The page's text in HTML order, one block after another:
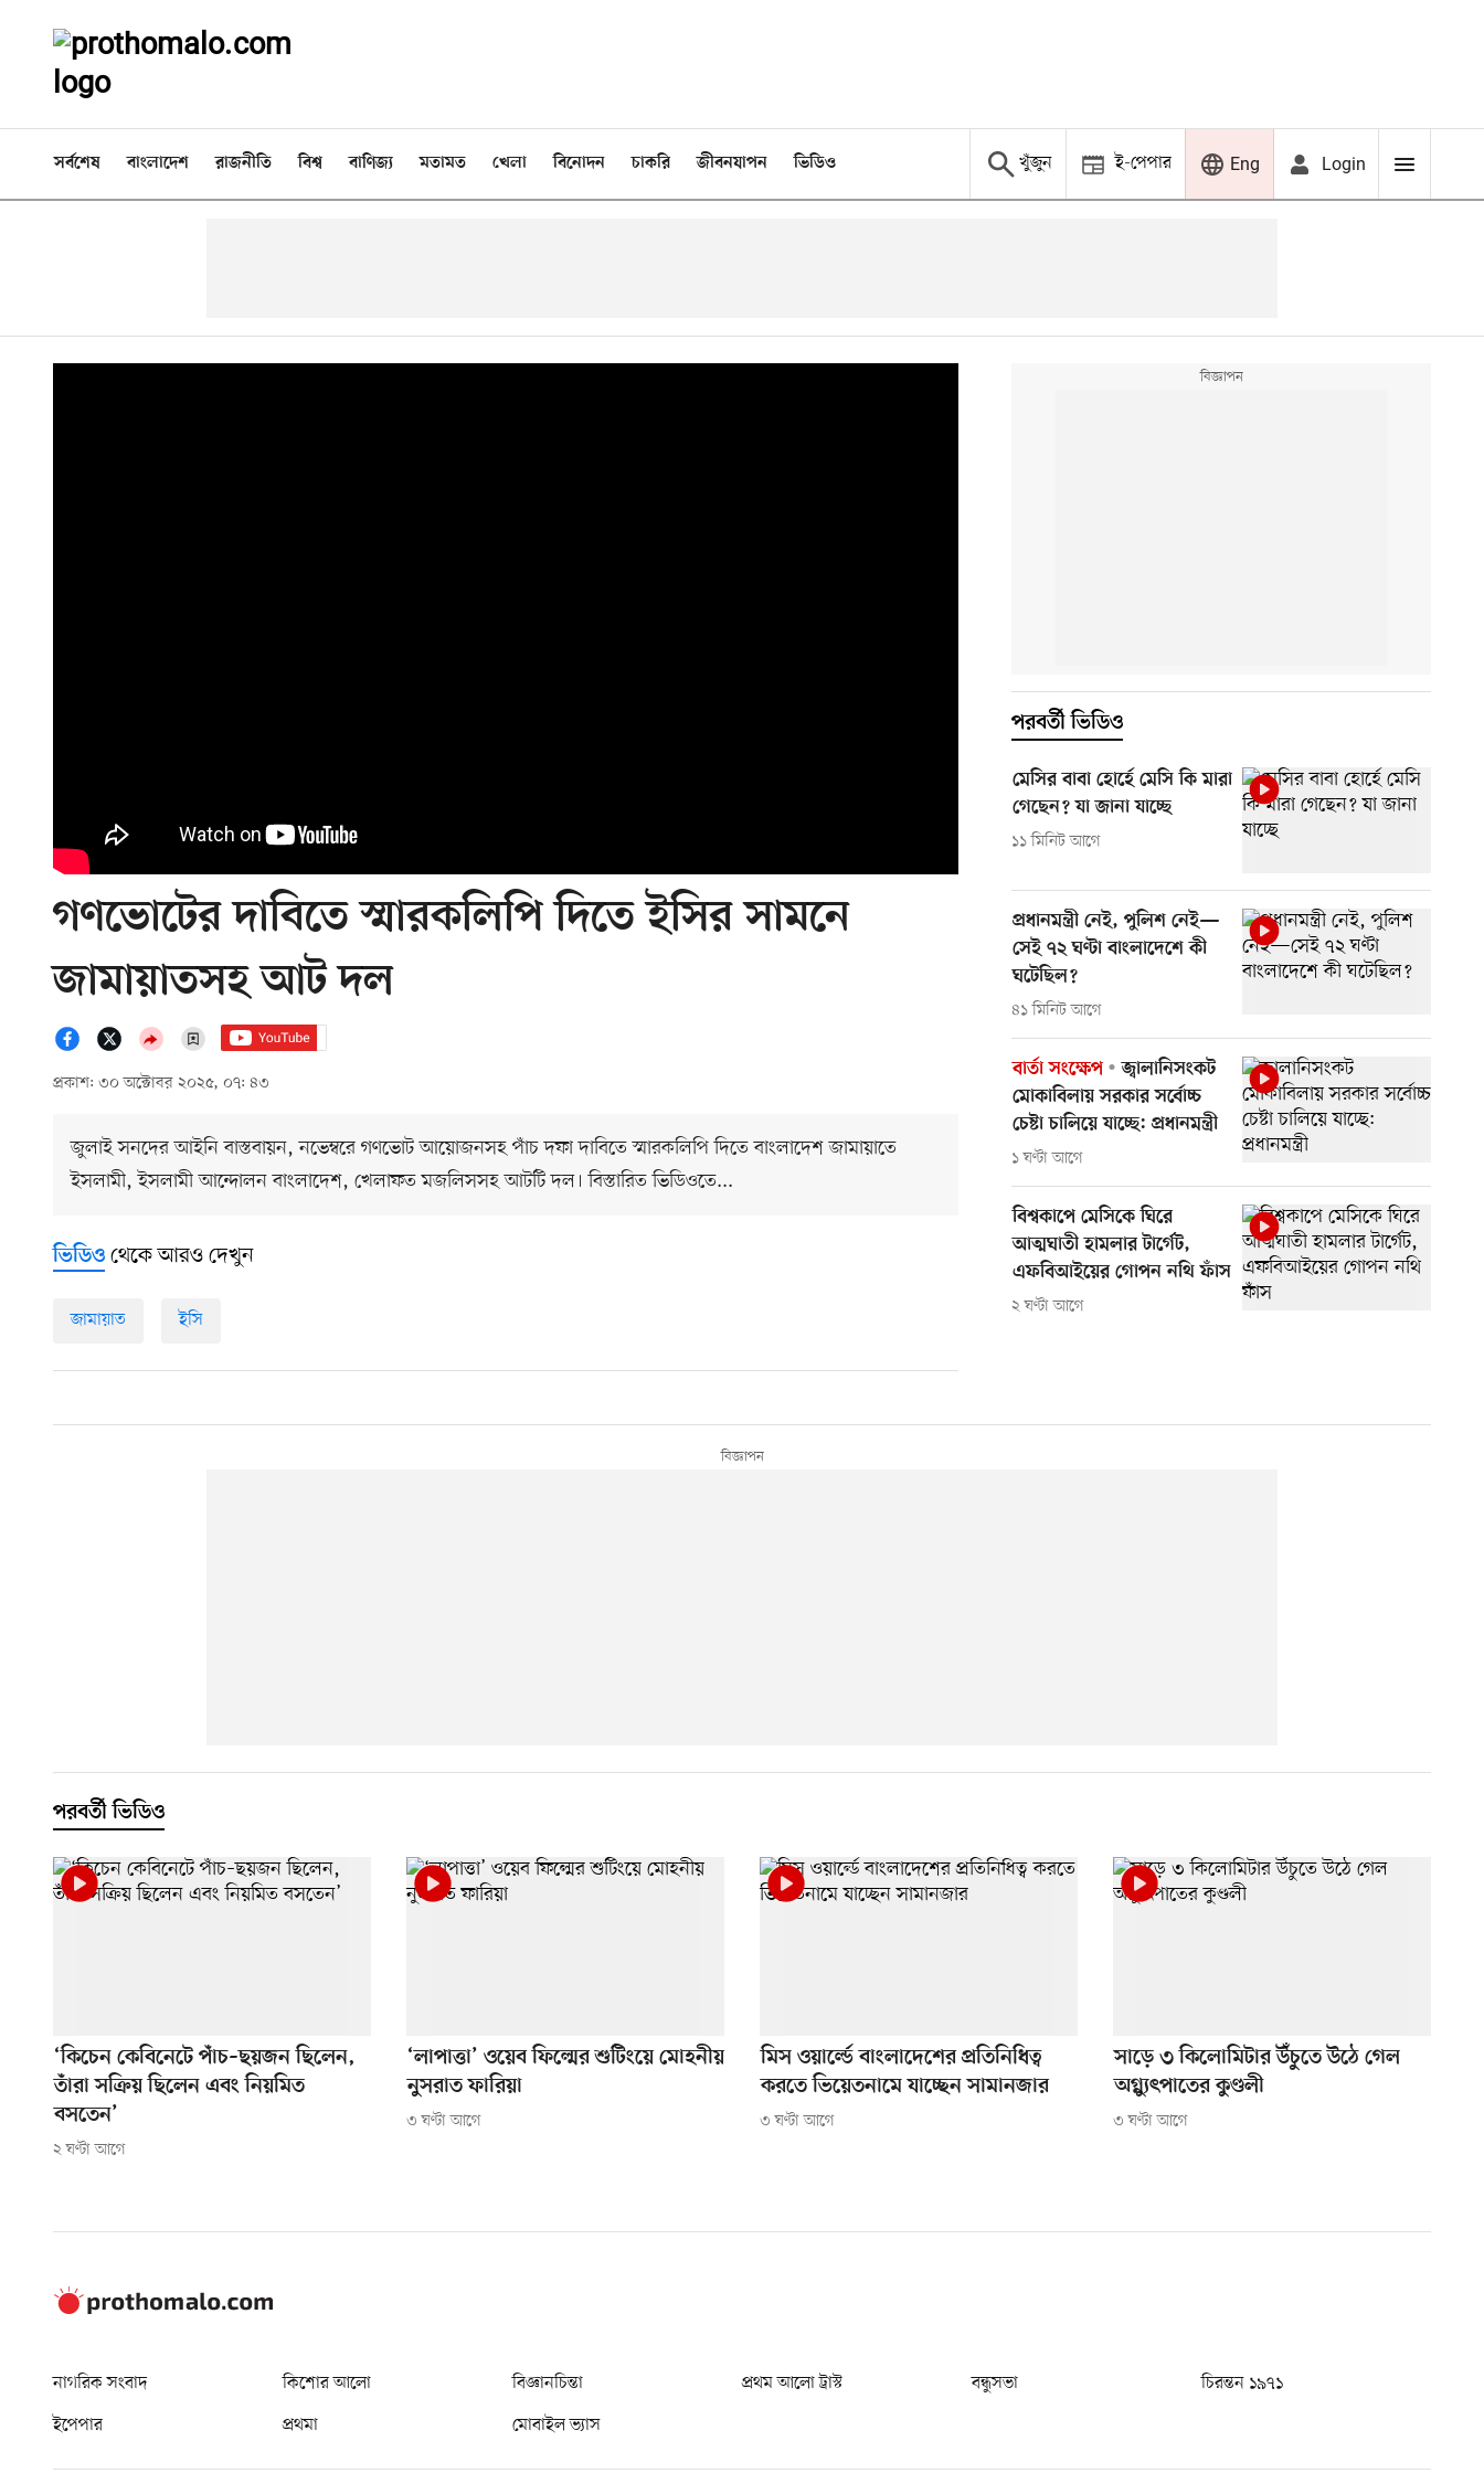
সর্বশেষ বাংলাদেশ রাজনীতি বিশ্ব বাণিজ্য মতামত খেলা বিনোদন চাকরি জীবনযাপন ভিডিও খুঁজুন ই-পেপার Eng Login
গণভোটের দাবিতে স্মারকলিপি দিতে ইসির সামনে
জামায়াতসহ আট দল
প্রকাশ: ৩০ অক্টোবর ২০২৫, ০৭: ৪৩
জুলাই সনদের আইনি বাস্তবায়ন, নভেম্বরে গণভোট আয়োজনসহ পাঁচ দফা দাবিতে স্মারকলিপি দিতে বাংলাদেশ জামায়াতে
ইসলামী, ইসলামী আন্দোলন বাংলাদেশ, খেলাফত মজলিসসহ আটটি দল। বিস্তারিত ভিডিওতে...
পরবর্তী ভিডিও
মেসির বাবা হোর্হে মেসি কি মারা
গেছেন? যা জানা যাচ্ছে
১১ মিনিট আগে
প্রধানমন্ত্রী নেই, পুলিশ নেই—
সেই ৭২ ঘণ্টা বাংলাদেশে কী
ঘটেছিল?
৪১ মিনিট আগে
বার্তা সংক্ষেপ
জ্বালানিসংকট
মোকাবিলায় সরকার সর্বোচ্চ
চেষ্টা চালিয়ে যাচ্ছে: প্রধানমন্ত্রী
১ ঘণ্টা আগে
বিশ্বকাপে মেসিকে ঘিরে
আত্মঘাতী হামলার টার্গেট,
এফবিআইয়ের গোপন নথি ফাঁস
২ ঘণ্টা আগে
ভিডিও থেকে আরও দেখুন
জামায়াত ইসি
পরবর্তী ভিডিও
‘কিচেন কেবিনেটে পাঁচ–ছয়জন ছিলেন,
তাঁরা সক্রিয় ছিলেন এবং নিয়মিত
বসতেন’
২ ঘণ্টা আগে
‘লাপাত্তা’ ওয়েব ফিল্মের শুটিংয়ে মোহনীয়
নুসরাত ফারিয়া
৩ ঘণ্টা আগে
মিস ওয়ার্ল্ডে বাংলাদেশের প্রতিনিধিত্ব
করতে ভিয়েতনামে যাচ্ছেন সামানজার
৩ ঘণ্টা আগে
সাড়ে ৩ কিলোমিটার উঁচুতে উঠে গেল
অগ্ন্যুৎপাতের কুণ্ডলী
৩ ঘণ্টা আগে
নাগরিক সংবাদ কিশোর আলো বিজ্ঞানচিন্তা প্রথম আলো ট্রাস্ট বন্ধুসভা
চিরন্তন ১৯৭১
ইপেপার
প্রথমা মোবাইল ভ্যাস